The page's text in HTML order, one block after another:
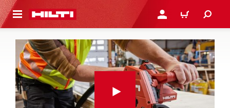
GŁÓWNEJ ZALOGUJ SIĘ LUB
KOSZYK